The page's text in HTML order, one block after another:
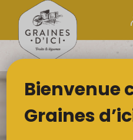
Promos et
Bienvenue
Graines